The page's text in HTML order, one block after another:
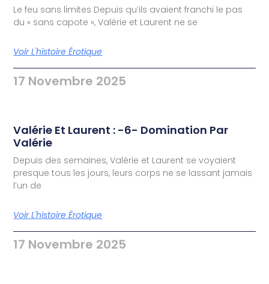
Le feu sans limites Depuis qu’ils avaient franchi le pas
du « sans capote », Valérie et Laurent ne se
Voir L'histoire Érotique
17 Novembre 2025
Valérie Et Laurent : -6- Domination Par
Valérie
Depuis des semaines, Valérie et Laurent se voyaient
presque tous les jours, leurs corps ne se lassant jamais
l’un de
Voir L'histoire Érotique
17 Novembre 2025